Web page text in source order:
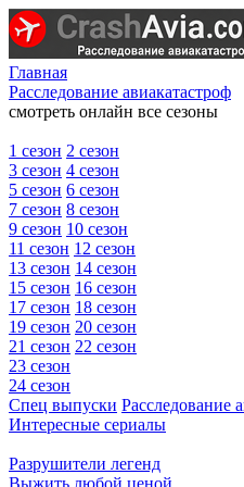
Главная
Расследование авиакатастроф
смотреть онлайн все сезоны
1 сезон 2 сезон
3 сезон 4 сезон
5 сезон 6 сезон
7 сезон 8 сезон
9 сезон 10 сезон
11 сезон 12 сезон
13 сезон 14 сезон
15 сезон 16 сезон
17 сезон 18 сезон
19 сезон 20 сезон
21 сезон 22 сезон
23 сезон
24 сезон
Спец выпуски Расследование
Интересные сериалы
Разрушители легенд
Выжить любой ценой